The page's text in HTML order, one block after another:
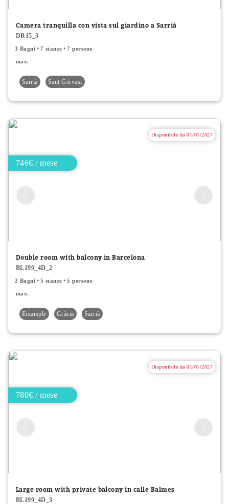
Camera tranquilla con vista sul giardino a Sarrià
DR15_3
3 Bagni 7 stanze 7 persone
max.
Sarrià Sant Gervasi
Disponibile da 01/01/2027
746€ / mese
Double room with balcony in Barcelona
BL199_4D_2
2 Bagni 5 stanze 5 persone
max.
Eixample Gràcia Sarrià
Disponibile da 01/01/2027
780€ / mese
Large room with private balcony in calle Balmes
BL199_4D_3